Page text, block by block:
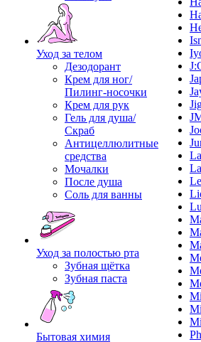
Уход за телом
Дезодорант
Крем для ног/
Пилинг-носочки
Крем для рук
Гель для душа/
Скраб
Антицеллюлитные
средства
Мочалки
После душа
Соль для ванны
Уход за полостью рта
Зубная щётка
Зубная паста
Бытовая химия